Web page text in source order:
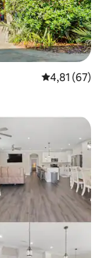
Середня
4,81 (67)